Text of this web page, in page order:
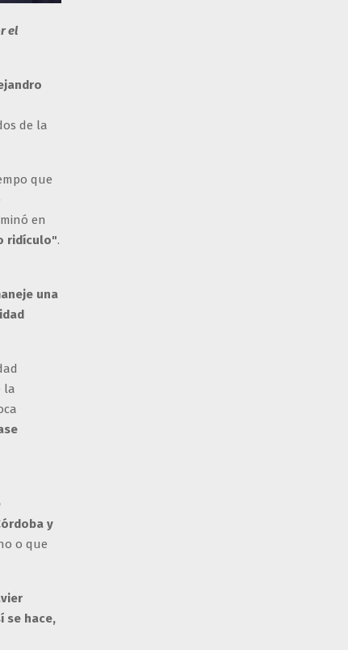
el
de la
que
en
ridículo".
una
la
y
o que
se hace,